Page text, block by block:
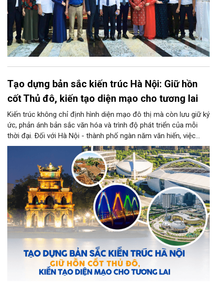
Tạo dựng bản sắc kiến trúc Hà Nội: Giữ hồn
cốt Thủ đô, kiến tạo diện mạo cho tương lai
Kiến trúc không chỉ định hình diện mạo đô thị mà còn lưu giữ ký
ức, phản ánh bản sắc văn hóa và trình độ phát triển của mỗi
thời đại. Đối với Hà Nội - thành phố ngàn năm văn hiến, việc
kiến tạo những công trình mới hài hòa với không gian lịch sử,
đồng thời phát huy vai trò của đội ngũ kiến trúc sư trong bảo
tồn và sáng tạo, là yêu cầu quan trọng để xây dựng Thủ đô
"Văn hiến - Văn minh - Hiện đại", đáp ứng yêu cầu phát triển
trong thời kỳ mới.